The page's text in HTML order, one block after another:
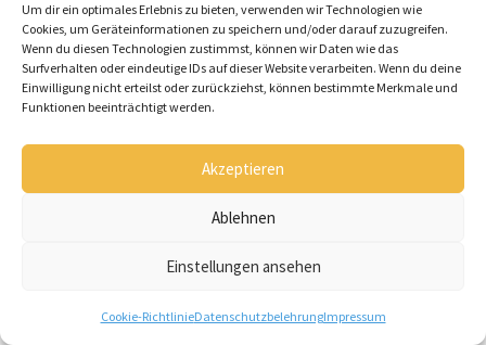
Um dir ein optimales Erlebnis zu bieten, verwenden wir Technologien wie
Cookies, um Geräteinformationen zu speichern und/oder darauf zuzugreifen.
Wenn du diesen Technologien zustimmst, können wir Daten wie das
Surfverhalten oder eindeutige IDs auf dieser Website verarbeiten. Wenn du deine
Einwilligung nicht erteilst oder zurückziehst, können bestimmte Merkmale und
Funktionen beeinträchtigt werden.
Akzeptieren
Ablehnen
Einstellungen ansehen
Cookie-RichtlinieDatenschutzbelehrungImpressum
Informationen
Über Rätselkind
AGB
Cookie-Richtlinie (EU)